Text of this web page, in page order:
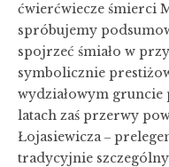
ćwierćwiecze śmierci
spróbujemy
spojrzeć śmiało w
symbolicznie
wydziałowym
latach zaś przerwy
Łojasiewicza ‒
tradycyjnie